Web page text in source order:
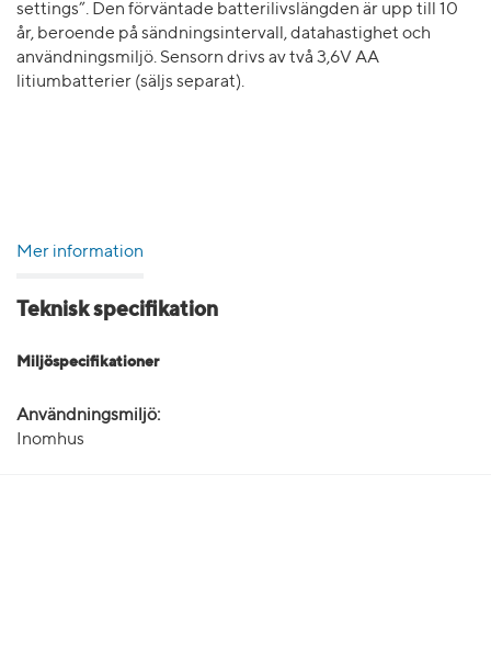
settings”. Den förväntade batterilivslängden är upp till 10
år, beroende på sändningsintervall, datahastighet och
användningsmiljö. Sensorn drivs av två 3,6V AA
litiumbatterier (säljs separat).
Mer information
Teknisk specifikation
Miljöspecifikationer
Användningsmiljö:
Inomhus